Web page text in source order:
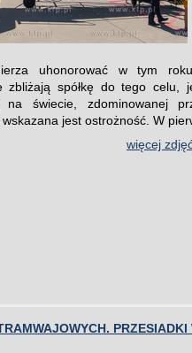
uhonorować w tym
zbliżają spółkę do tego celu,
na świecie, zdominowanej
jest ostrożność. W
więcej
PRZESIADKI